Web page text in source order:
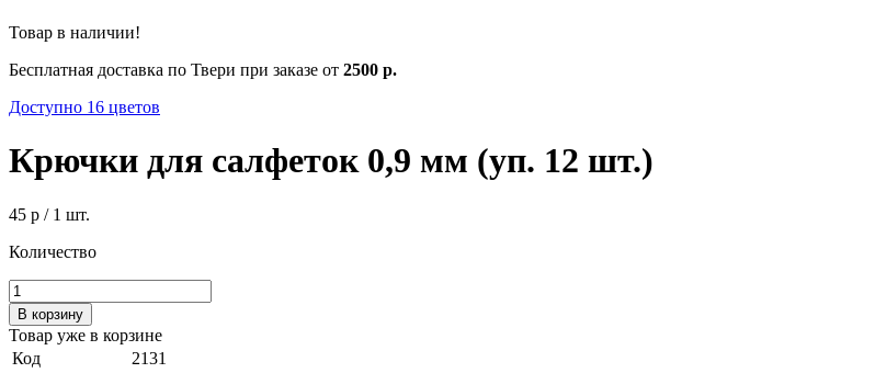
Товар в наличии!
Бесплатная доставка по Твери при заказе от 2500 р.
Доступно 16 цветов
Крючки для салфеток 0,9 мм (уп. 12 шт.)
45 р / 1 шт.
Количество
В корзину
Товар уже в корзине
Код
2131